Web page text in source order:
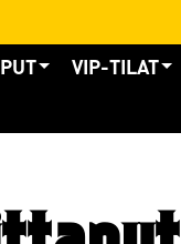
VIP-TILAT